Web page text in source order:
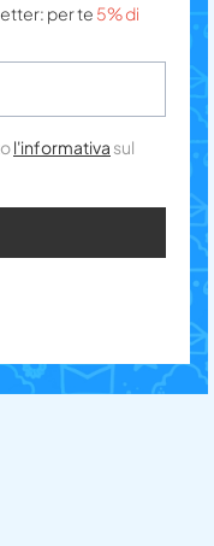
per te 5% di
l'informativa sul